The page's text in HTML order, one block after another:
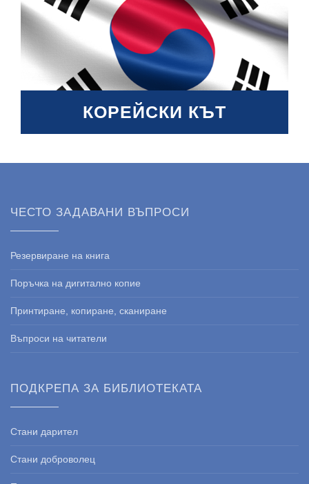
КОРЕЙСКИ КЪТ
ЧЕСТО ЗАДАВАНИ ВЪПРОСИ
Резервиране на книга
Поръчка на дигитално копие
Принтиране, копиране, сканиране
Въпроси на читатели
ПОДКРЕПА ЗА БИБЛИОТЕКАТА
Стани дарител
Стани доброволец